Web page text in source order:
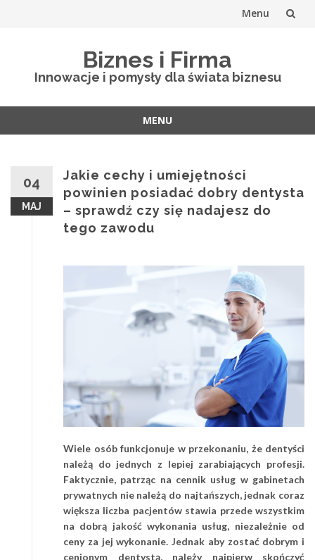
Menu
Biznes i Firma
Innowacje i pomysły dla świata biznesu
MENU
04
MAJ
Jakie cechy i umiejętności
powinien posiadać dobry dentysta
– sprawdź czy się nadajesz do
tego zawodu
Wiele osób funkcjonuje w przekonaniu, że dentyści
należą do jednych z lepiej zarabiających profesji.
Faktycznie, patrząc na cennik usług w gabinetach
prywatnych nie należą do najtańszych, jednak coraz
większa liczba pacjentów stawia przede wszystkim
na dobrą jakość wykonania usług, niezależnie od
ceny za jej wykonanie. Jednak aby zostać dobrym i
cenionym dentystą, należy najpierw skończyć